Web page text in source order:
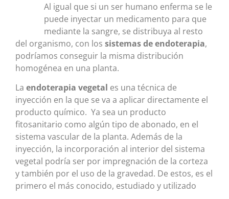
Al igual que si un ser humano enferma se le
puede inyectar un medicamento para que
mediante la sangre, se distribuya al resto
del organismo, con los sistemas de endoterapia,
podríamos conseguir la misma distribución
homogénea en una planta.
La endoterapia vegetal es una técnica de
inyección en la que se va a aplicar directamente el
producto químico. Ya sea un producto
fitosanitario como algún tipo de abonado, en el
sistema vascular de la planta. Además de la
inyección, la incorporación al interior del sistema
vegetal podría ser por impregnación de la corteza
y también por el uso de la gravedad. De estos, es el
primero el más conocido, estudiado y utilizado